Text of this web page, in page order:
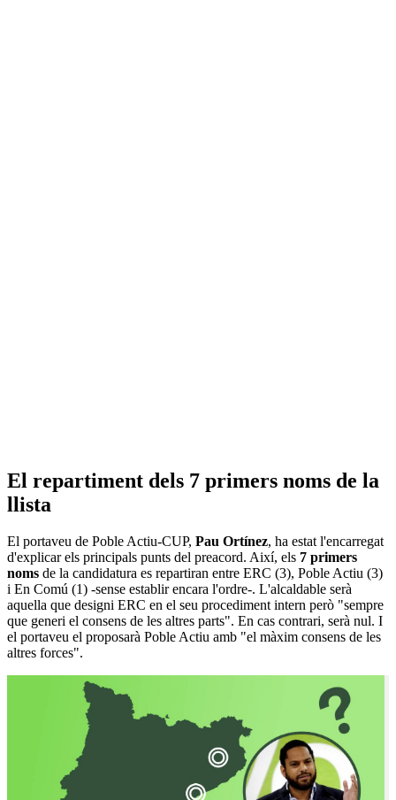
El repartiment dels 7 primers noms de la
llista
El portaveu de Poble Actiu-CUP, Pau Ortínez, ha estat l'encarregat
d'explicar els principals punts del preacord. Així, els 7 primers
noms de la candidatura es repartiran entre ERC (3), Poble Actiu (3)
i En Comú (1) -sense establir encara l'ordre-. L'alcaldable serà
aquella que designi ERC en el seu procediment intern però "sempre
que generi el consens de les altres parts". En cas contrari, serà nul. I
el portaveu el proposarà Poble Actiu amb "el màxim consens de les
altres forces".